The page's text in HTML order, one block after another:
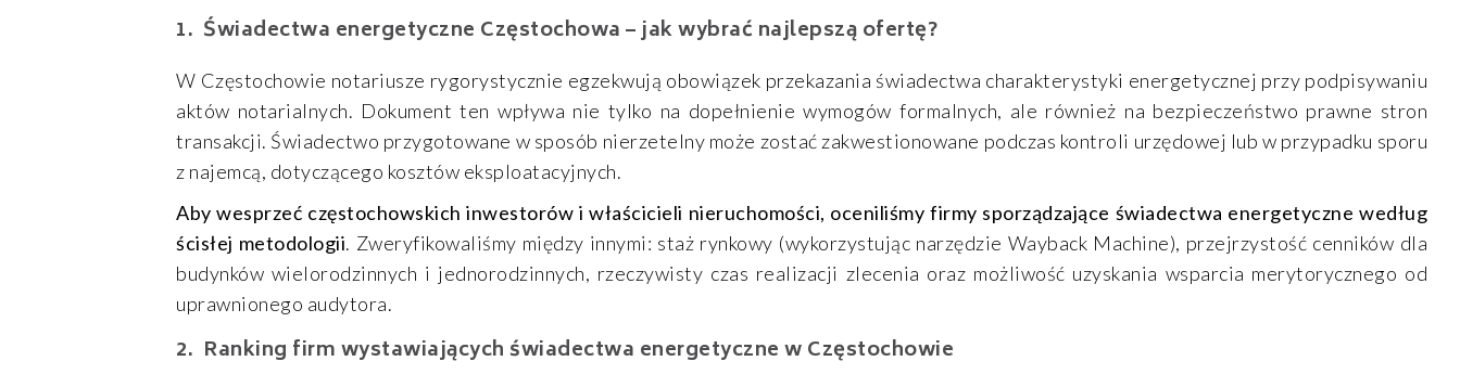
Świadectwa energetyczne Częstochowa – jak wybrać najlepszą ofertę?
W Częstochowie notariusze rygorystycznie egzekwują obowiązek przekazania świadectwa charakterystyki energetycznej przy podpisywaniu
aktów notarialnych. Dokument ten wpływa nie tylko na dopełnienie wymogów formalnych, ale również na bezpieczeństwo prawne stron
transakcji. Świadectwo przygotowane w sposób nierzetelny może zostać zakwestionowane podczas kontroli urzędowej lub w przypadku sporu
z najemcą, dotyczącego kosztów eksploatacyjnych.
Aby wesprzeć częstochowskich inwestorów i właścicieli nieruchomości, oceniliśmy firmy sporządzające świadectwa energetyczne według
ścisłej metodologii. Zweryfikowaliśmy między innymi: staż rynkowy (wykorzystując narzędzie Wayback Machine), przejrzystość cenników dla
budynków wielorodzinnych i jednorodzinnych, rzeczywisty czas realizacji zlecenia oraz możliwość uzyskania wsparcia merytorycznego od
uprawnionego audytora.
Ranking firm wystawiających świadectwa energetyczne w Częstochowie